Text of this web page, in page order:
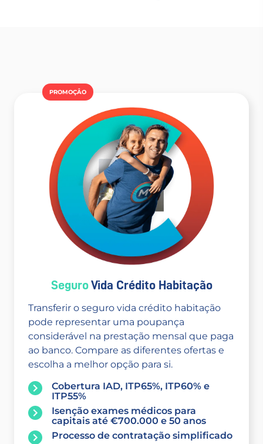
PROMOÇÂO
SeguroVida Crédito Habitação
Transferir o seguro vida crédito habitação
pode representar uma poupança
considerável na prestação mensal que paga
ao banco. Compare as diferentes ofertas e
escolha a melhor opção para si.
Cobertura IAD, ITP65%, ITP60% e
ITP55%
Isenção exames médicos para
capitais até €700.000 e 50 anos
Processo de contratação simplificado